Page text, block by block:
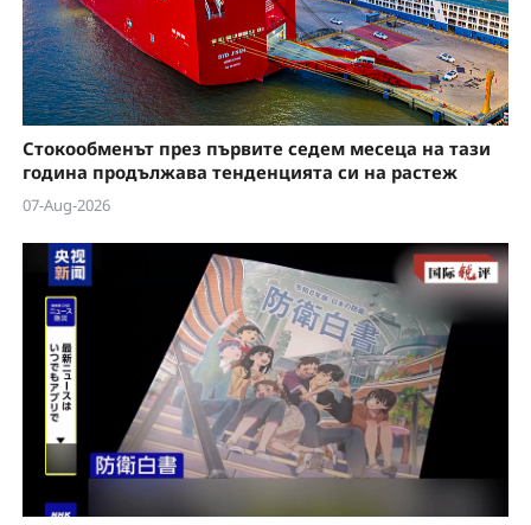
e
o
Стокообменът през първите седем месеца на тази
година продължава тенденцията си на растеж
07-Aug-2026